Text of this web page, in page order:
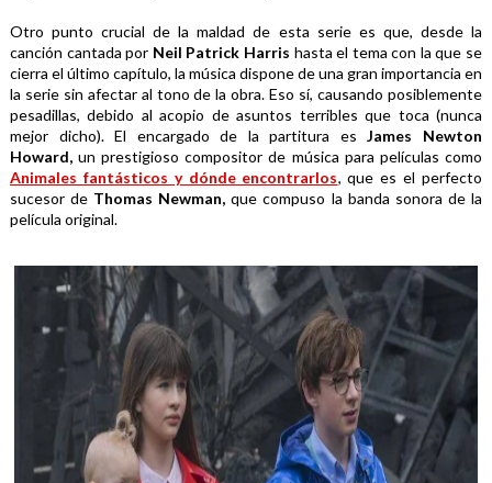
Otro punto crucial de la maldad de esta serie es que, desde la
canción cantada por Neil Patrick Harris hasta el tema con la que se
cierra el último capítulo, la música dispone de una gran importancia en
la serie sin afectar al tono de la obra. Eso sí, causando posiblemente
pesadillas, debido al acopio de asuntos terribles que toca (nunca
mejor dicho). El encargado de la partitura es James Newton
Howard,
Animales fantásticos y dónde encontrarlos, que es el perfecto
sucesor de Thomas Newman, que compuso la banda sonora de la
película original.